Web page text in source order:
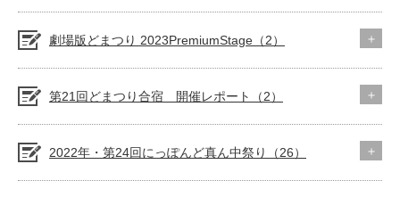
劇場版どまつり 2023PremiumStage（2）
第21回どまつり合宿 開催レポート（2）
2022年・第24回にっぽんど真ん中祭り（26）